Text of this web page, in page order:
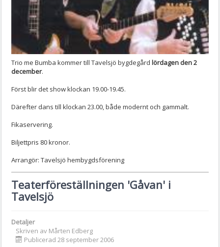
Trio me Bumba kommer till Tavelsjö bygdegård lördagen den 2
december.
Först blir det show klockan 19.00-19.45.
Därefter dans till klockan 23.00, både modernt och gammalt.
Fikaservering.
Biljettpris 80 kronor.
Arrangör: Tavelsjö hembygdsförening
Teaterföreställningen 'Gåvan' i
Tavelsjö
Detaljer
Skriven av Mårten Edberg
Publicerad 28 september 2006